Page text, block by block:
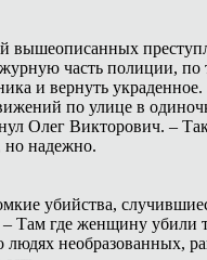
вышеописанных
часть полиции,
и вернуть украденное.
по улице в
Викторович. –
но надежно.
убийства,
где женщину убили
людях